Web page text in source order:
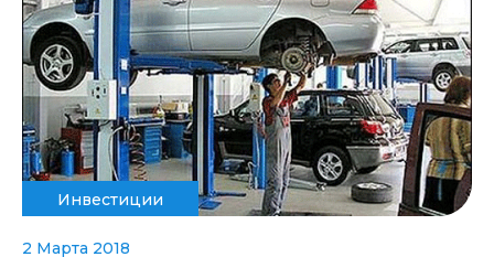
Инвестиции
2 Марта 2018